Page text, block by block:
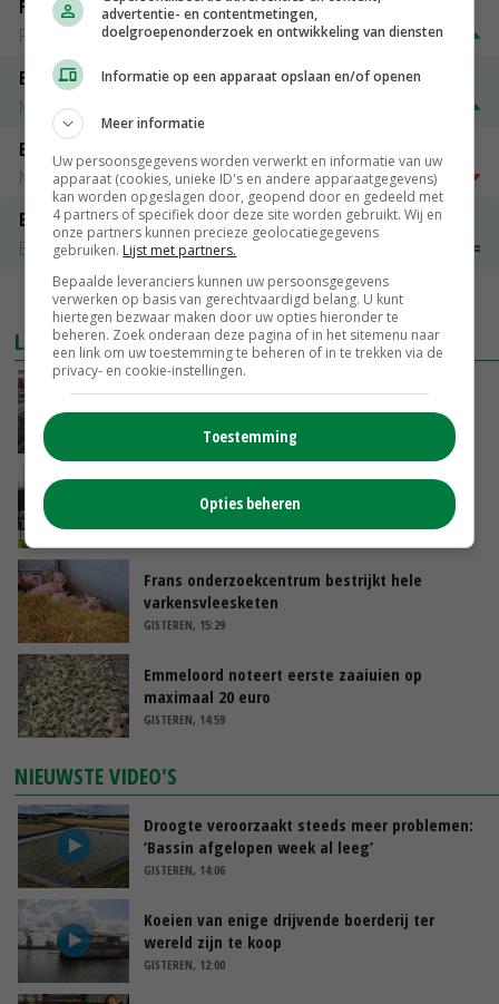
Fritesgeschikt NL Du Be
PotatoNL
€ 15,00~ € 23,00
Emmeloord Tarwe
Noteringen
Emmeloord Schaaltjespeen
Noteringen
€ 5,00~ € 20,00
Bintje A 28/35
Bintje Info
MEER MARKTPRIJZEN
LAATSTE NIEUWS
‘Door hittegolf is aantal terugkomers bij
zeugen verdubbeld’
VANDAAG, 06:19
Gemiddelde Europese melkprijs daalt licht in
GISTEREN, 17:04
Frans onderzoekcentrum bestrijkt hele
varkensvleesketen
GISTEREN, 15:29
Emmeloord noteert eerste zaaiuien op
maximaal 20 euro
GISTEREN, 14:59
NIEUWSTE VIDEO'S
Droogte veroorzaakt steeds meer problemen:
‘Bassin afgelopen week al leeg’
GISTEREN, 14:06
Koeien van enige drijvende boerderij ter
wereld zijn te koop
GISTEREN, 12:00
advertentie- en contentmetingen,
doelgroepenonderzoek en ontwikkeling van diensten
Informatie op een apparaat opslaan en/of openen
Meer informatie
Uw persoonsgegevens worden verwerkt en informatie van uw
apparaat (cookies, unieke ID's en andere apparaatgegevens)
kan worden opgeslagen door, geopend door en gedeeld met
4 partners of specifiek door deze site worden gebruikt. Wij en
onze partners kunnen precieze geolocatiegegevens
gebruiken. Lijst met partners.
Bepaalde leveranciers kunnen uw persoonsgegevens
verwerken op basis van gerechtvaardigd belang. U kunt
hiertegen bezwaar maken door uw opties hieronder te
beheren. Zoek onderaan deze pagina of in het sitemenu naar
een link om uw toestemming te beheren of in te trekken via de
privacy- en cookie-instellingen.
Toestemming
Opties beheren